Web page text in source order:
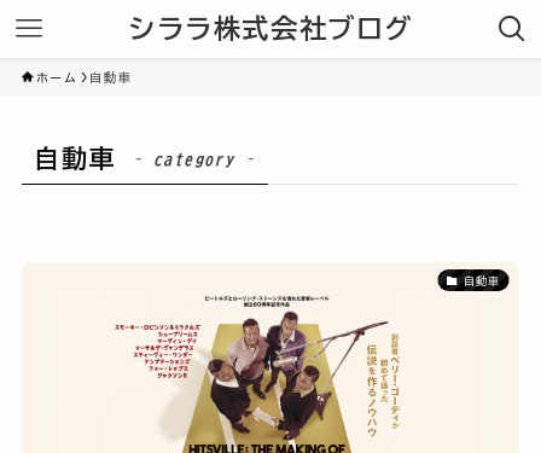
シララ株式会社ブログ
ホーム 自動車
自動車 – category –
自動車